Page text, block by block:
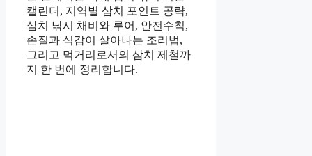
캘린더, 지역별 삼치 포인트 공략,
삼치 낚시 채비와 루어, 안전수칙,
손질과 식감이 살아나는 조리법,
그리고 먹거리로서의 삼치 제철까
지 한 번에 정리합니다.